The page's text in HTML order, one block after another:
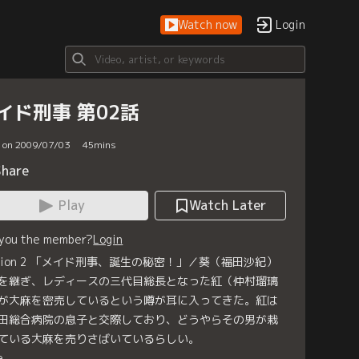
Watch now Login
ド刑事 第02話
on 2009/07/03 45mins
Play
Watch Later
the member?Login
2 「メイド刑事、誕生の秘密！」／葵（福田沙紀）
継ぎ、レディースの三代目総長となった紅（仲村瑠璃
大麻を密売しているという噂が耳に入ってきた。紅は
総合病院の息子と交際しており、どうやらその男が栽
いる大麻を売りさばいているらしい。